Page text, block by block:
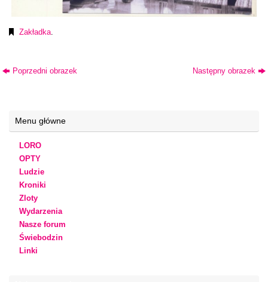
Zakładka.
Poprzedni obrazek Następny obrazek
Menu główne
LORO
OPTY
Ludzie
Kroniki
Zloty
Wydarzenia
Nasze forum
Świebodzin
Linki